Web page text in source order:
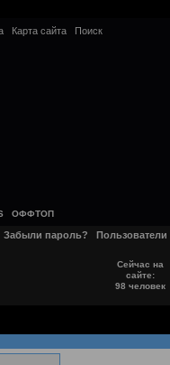
Карта сайта Поиск
ОФФТОП
Забыли пароль? Пользователи
Сейчас на
сайте:
98 человек